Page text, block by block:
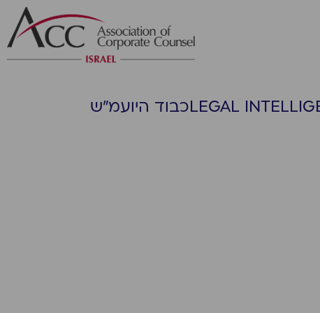
LEGALכבוד היועמ"ש